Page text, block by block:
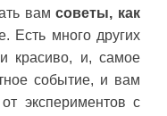
вамсоветы, как
Есть много других
красиво, и, самое
событие, и вам
экспериментов с